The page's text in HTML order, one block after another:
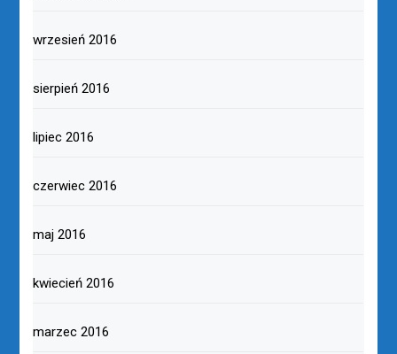
wrzesień 2016
sierpień 2016
lipiec 2016
czerwiec 2016
maj 2016
kwiecień 2016
marzec 2016